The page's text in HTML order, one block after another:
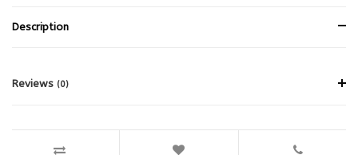
Description
Reviews (0)